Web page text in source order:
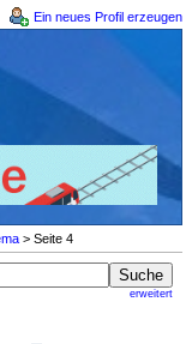
Ein neues Profil erzeugen
> Seite 4
erweitert